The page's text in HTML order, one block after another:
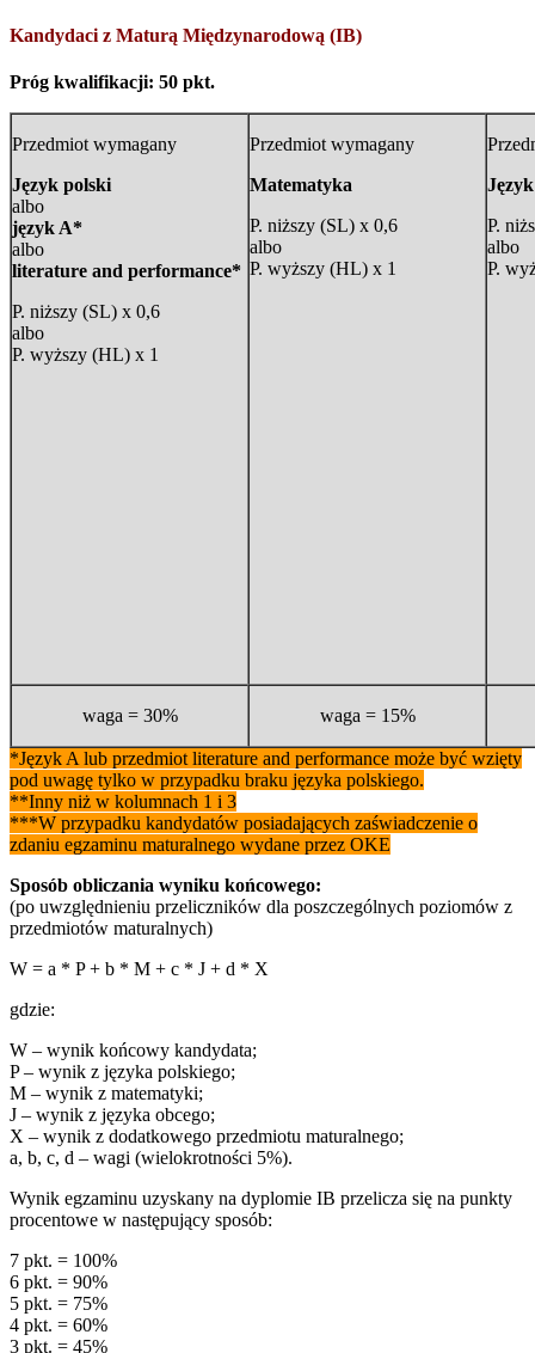
Kandydaci z Maturą Międzynarodową (IB)
Próg kwalifikacji: 50 pkt.
Przedmiot wymagany
Język polski
albo
język A*
albo
literature and performance*
P. niższy (SL) x 0,6
albo
P. wyższy (HL) x 1
Przedmiot wymagany
Matematyka
P. niższy (SL) x 0,6
albo
P. wyższy (HL) x 1
P.
albo
P.
waga = 30% waga = 15%
*Język A lub przedmiot literature and performance może być wzięty
pod uwagę tylko w przypadku braku języka polskiego.
**Inny niż w kolumnach 1 i 3
***W przypadku kandydatów posiadających zaświadczenie o
zdaniu egzaminu maturalnego wydane przez OKE
Sposób obliczania wyniku końcowego:
(po uwzględnieniu przeliczników dla poszczególnych poziomów z
przedmiotów maturalnych)
W = a * P + b * M + c * J + d * X
gdzie:
W – wynik końcowy kandydata;
P – wynik z języka polskiego;
M – wynik z matematyki;
J – wynik z języka obcego;
X – wynik z dodatkowego przedmiotu maturalnego;
a, b, c, d – wagi (wielokrotności 5%).
Wynik egzaminu uzyskany na dyplomie IB przelicza się na punkty
procentowe w następujący sposób:
7 pkt. = 100%
6 pkt. = 90%
5 pkt. = 75%
4 pkt. = 60%
3 pkt. = 45%